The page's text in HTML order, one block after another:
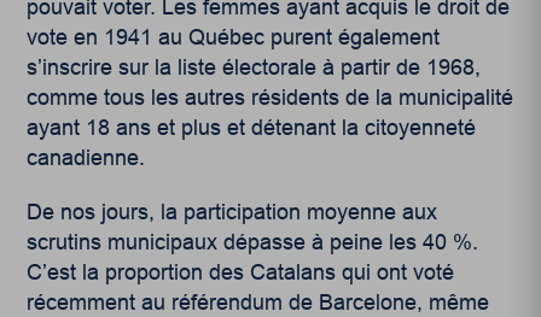
pouvait voter. Les femmes ayant acquis le droit de
vote en 1941 au Québec purent également
s’inscrire sur la liste électorale à partir de 1968,
comme tous les autres résidents de la municipalité
ayant 18 ans et plus et détenant la citoyenneté
canadienne.
De nos jours, la participation moyenne aux
scrutins municipaux dépasse à peine les 40 %.
C’est la proportion des Catalans qui ont voté
récemment au référendum de Barcelone, même